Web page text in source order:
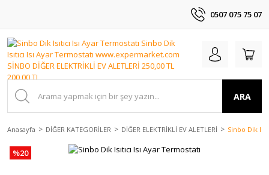
0507 075 75 07
ARA
Anasayfa DİĞER KATEGORİLER DİĞER ELEKTRİKLİ EV ALETLERİ Sinbo Dik
%20